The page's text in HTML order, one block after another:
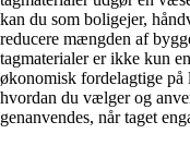
kan du som boligejer,
reducere mængden af
tagmaterialer er ikke kun
økonomisk fordelagtige
hvordan du vælger og
genanvendes, når taget